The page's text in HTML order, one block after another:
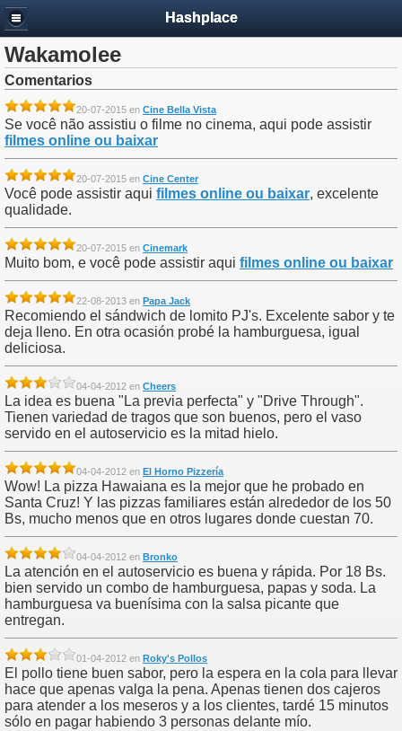
Hashplace
Wakamolee
Comentarios
20-07-2015 en Cine Bella Vista
Se você não assistiu o filme no cinema, aqui pode assistir
filmes online ou baixar
20-07-2015 en Cine Center
Você pode assistir aqui filmes online ou baixar, excelente
qualidade.
20-07-2015 en Cinemark
Muito bom, e você pode assistir aqui filmes online ou baixar
22-08-2013 en Papa Jack
Recomiendo el sándwich de lomito PJ's. Excelente sabor y te
deja lleno. En otra ocasión probé la hamburguesa, igual
deliciosa.
04-04-2012 en Cheers
La idea es buena "La previa perfecta" y "Drive Through".
Tienen variedad de tragos que son buenos, pero el vaso
servido en el autoservicio es la mitad hielo.
04-04-2012 en El Horno Pizzería
Wow! La pizza Hawaiana es la mejor que he probado en
Santa Cruz! Y las pizzas familiares están alrededor de los 50
Bs, mucho menos que en otros lugares donde cuestan 70.
04-04-2012 en Bronko
La atención en el autoservicio es buena y rápida. Por 18 Bs.
bien servido un combo de hamburguesa, papas y soda. La
hamburguesa va buenísima con la salsa picante que
entregan.
01-04-2012 en Roky's Pollos
El pollo tiene buen sabor, pero la espera en la cola para llevar
hace que apenas valga la pena. Apenas tienen dos cajeros
para atender a los meseros y a los clientes, tardé 15 minutos
sólo en pagar habiendo 3 personas delante mío.